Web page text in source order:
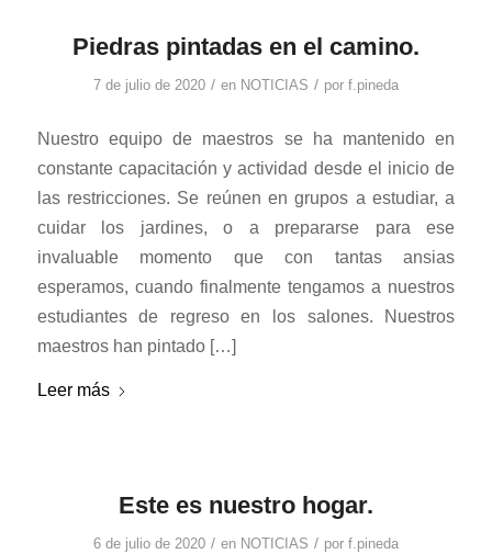
Piedras pintadas en el camino.
7 de julio de 2020 / en NOTICIAS / por f.pineda
Nuestro equipo de maestros se ha mantenido en
constante capacitación y actividad desde el inicio de
las restricciones. Se reúnen en grupos a estudiar, a
cuidar los jardines, o a prepararse para ese
invaluable momento que con tantas ansias
esperamos, cuando finalmente tengamos a nuestros
estudiantes de regreso en los salones. Nuestros
maestros han pintado […]
Leer más
Este es nuestro hogar.
6 de julio de 2020 / en NOTICIAS / por f.pineda